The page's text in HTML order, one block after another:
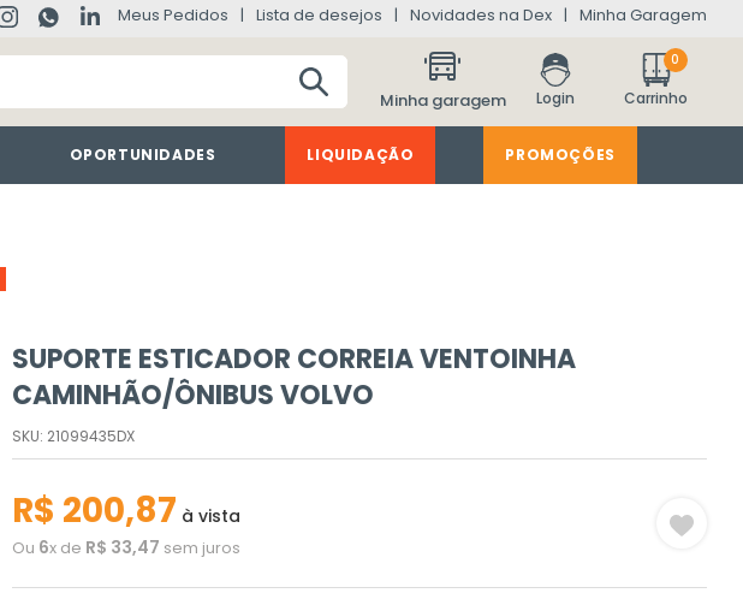
Meus Pedidos Lista de desejos Novidades na Dex Minha Garagem
Minha garagem
0
OPORTUNIDADES LIQUIDAÇÃO PROMOÇÕES
SUPORTE ESTICADOR CORREIA VENTOINHA
CAMINHÃO/ÔNIBUS VOLVO
SKU: 21099435DX
R$ 200,87 à vista
Ou 6x de R$ 33,47 sem juros